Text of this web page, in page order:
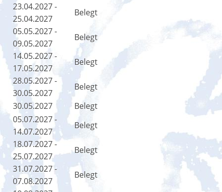
23.04.2027 -
25.04.2027
Belegt
05.05.2027 -
09.05.2027
Belegt
14.05.2027 -
17.05.2027
Belegt
28.05.2027 -
30.05.2027
Belegt
30.05.2027
Belegt
05.07.2027 -
14.07.2027
Belegt
18.07.2027 -
25.07.2027
Belegt
31.07.2027 -
07.08.2027
Belegt